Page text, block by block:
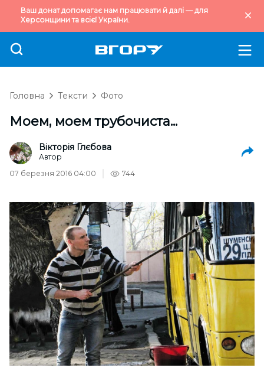
Ваш донат допомагає нам працювати й далі — для
Херсонщини та всієї України.
Головна Тексти Фото
Моем, моем трубочиста...
Вікторія Глєбова
Автор
07 березня 2016 04:00
744